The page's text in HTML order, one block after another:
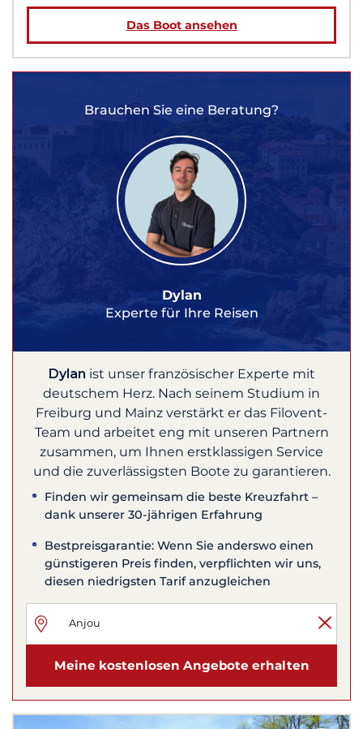
Das Boot ansehen
Brauchen Sie eine Beratung?
Dylan
Experte für Ihre Reisen
Dylan ist unser französischer Experte mit
deutschem Herz. Nach seinem Studium in
Freiburg und Mainz verstärkt er das Filovent-
Team und arbeitet eng mit unseren Partnern
zusammen, um Ihnen erstklassigen Service
und die zuverlässigsten Boote zu garantieren.
Finden wir gemeinsam die beste Kreuzfahrt –
dank unserer 30-jährigen Erfahrung
Bestpreisgarantie: Wenn Sie anderswo einen
günstigeren Preis finden, verpflichten wir uns,
diesen niedrigsten Tarif anzugleichen
Meine kostenlosen Angebote erhalten